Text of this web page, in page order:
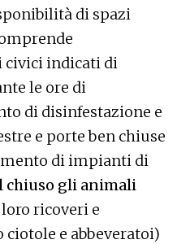
di spazi
civici indicati di
le ore di
di disinfestazione e
e porte ben chiuse
di impianti di
chiuso gli animali
ricoveri e
e abbeveratoi)